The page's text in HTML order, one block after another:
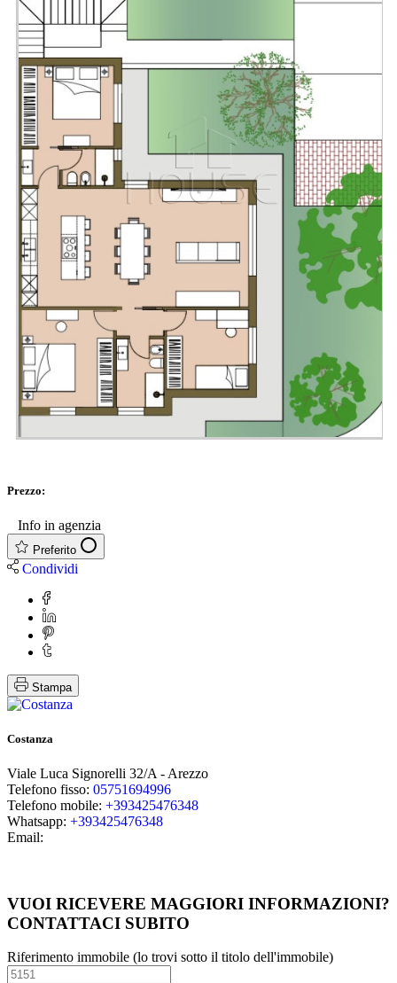
Prezzo:
Info in agenzia
Preferito
Condividi
Stampa
Costanza
Viale Luca Signorelli 32/A - Arezzo
Telefono fisso: 05751694996
Telefono mobile: +393425476348
Whatsapp: +393425476348
Email:
VUOI RICEVERE MAGGIORI INFORMAZIONI?
CONTATTACI SUBITO
Riferimento immobile (lo trovi sotto il titolo dell'immobile)